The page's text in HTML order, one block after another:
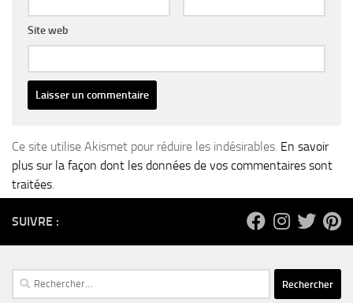
Site web
Ce site utilise Akismet pour réduire les indésirables. En savoir
plus sur la façon dont les données de vos commentaires sont
traitées.
SUIVRE :
Rechercher :